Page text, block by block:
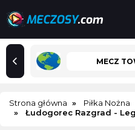
MECZ
Strona główna Piłka Nożna
Łudogorec Razgrad -